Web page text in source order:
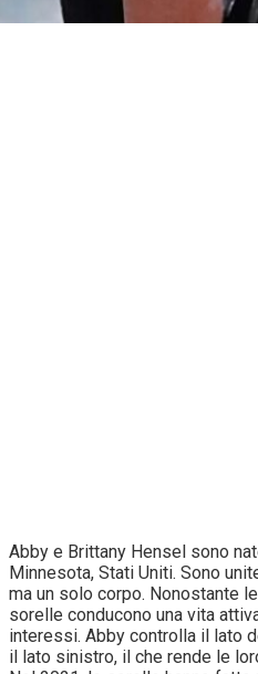
Abby e Brittany Hensel sono
Minnesota, Stati Uniti. Sono
ma un solo corpo. Nonostante
sorelle conducono una vita
interessi. Abby controlla il lato
il lato sinistro, il che rende le